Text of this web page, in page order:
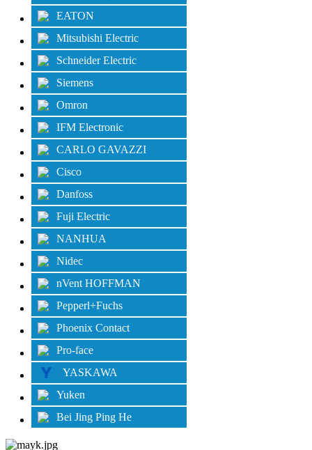
EATON
Mitsubishi Electric
Schneider Electric
Siemens
Omron
IFM Electronic
CARLO GAVAZZI
Cisco
Danfoss
Fuji Electric
NANHUA
Nidec
nVent HOFFMAN
Pepperl+Fuchs
Phoenix Contact
Pro-face
YASKAWA
Yuken
Bei Jing Ping He